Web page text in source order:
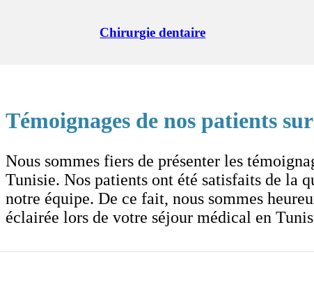
Chirurgie dentaire
Témoignages de nos patients
Nous sommes fiers de présenter les
Tunisie. Nos patients ont été satisfaits de la
notre équipe. De ce fait, nous sommes
éclairée lors de votre séjour médical en